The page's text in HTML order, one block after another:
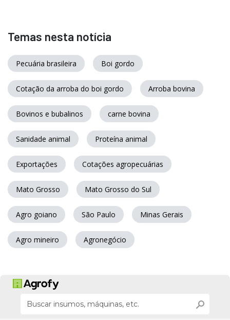
Temas nesta notícia
Pecuária brasileira Boi gordo
Cotação da arroba do boi gordo Arroba bovina
Bovinos e bubalinos carne bovina
Sanidade animal Proteína animal
Exportações Cotações agropecuárias
Mato Grosso Mato Grosso do Sul
Agro goiano São Paulo Minas Gerais
Agro mineiro Agronegócio